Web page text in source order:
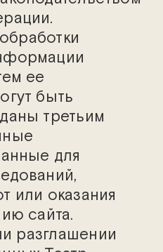
ее
быть
третьим
для
или оказания
сайта.
разглашении